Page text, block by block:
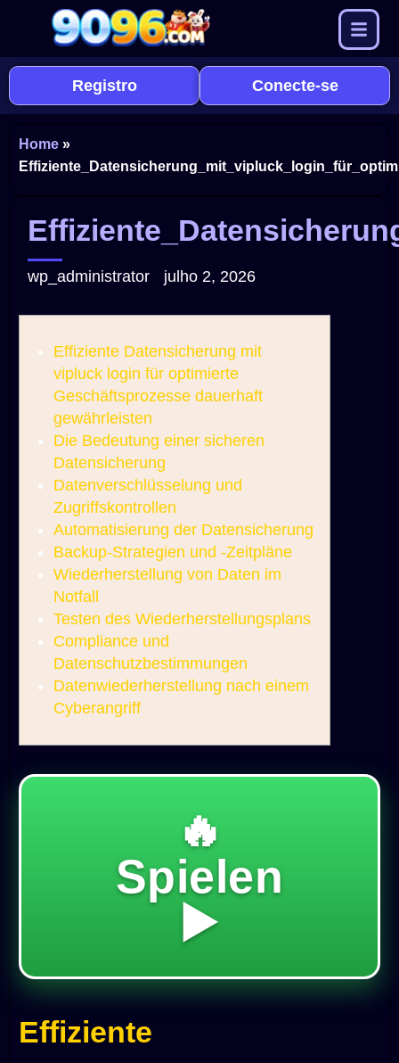
Registro Conecte-se
Home »
wp_administrator julho 2, 2026
Effiziente Datensicherung mit
vipluck login für optimierte
Geschäftsprozesse dauerhaft
gewährleisten
Die Bedeutung einer sicheren
Datensicherung
Datenverschlüsselung und
Zugriffskontrollen
Automatisierung der Datensicherung
Backup-Strategien und -Zeitpläne
Wiederherstellung von Daten im
Notfall
Testen des Wiederherstellungsplans
Compliance und
Datenschutzbestimmungen
Datenwiederherstellung nach einem
Cyberangriff
🔥
Spielen
▶️
Effiziente